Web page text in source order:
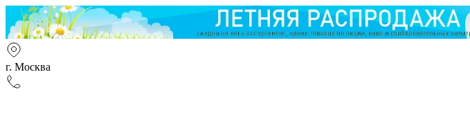
г. Москва